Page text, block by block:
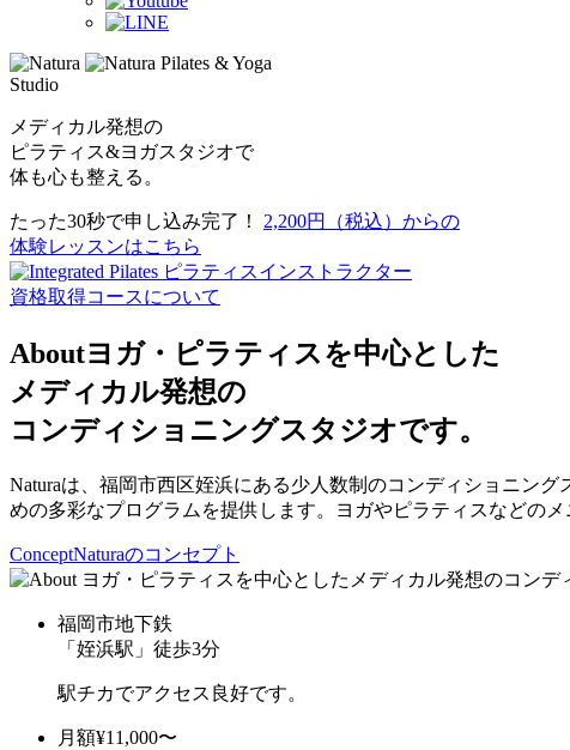
Pilates & Yoga
Studio
メディカル発想の
ピラティス&ヨガスタジオで
体も心も整える。
たった30秒で申し込み完了！
2,200円（税込）からの
体験レッスンはこちら
ピラティスインストラクター
資格取得コースについて
Aboutヨガ・ピラティスを中心とした
メディカル発想の
コンディショニングスタジオです。
Naturaは、福岡市西区姪浜にある少人数制のコンディショニン
めの多彩なプログラムを提供します。ヨガやピラティスなどの
ConceptNaturaのコンセプト
福岡市地下鉄
「姪浜駅」 徒歩3分
駅チカでアクセス良好です。
月額¥11,000〜